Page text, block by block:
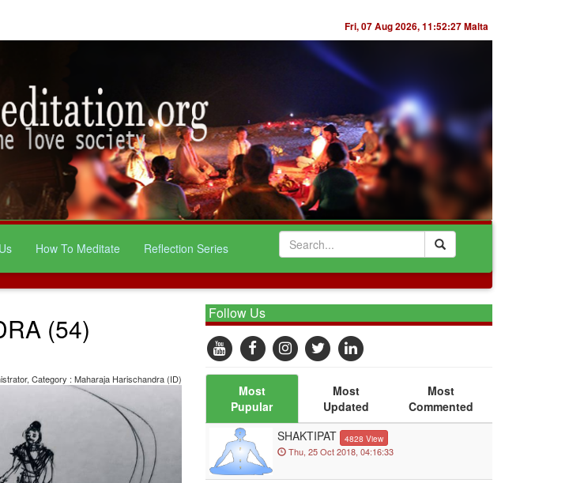
Fri, 07 Aug 2026,11:52:27Malta
How To Meditate Reflection Series
(54)
Category : Maharaja Harischandra (ID)
Follow Us
Most
Pupular
Most
Updated
Most
Commented
SHAKTIPAT
4828 View
Thu, 25 Oct 2018, 04:16:33